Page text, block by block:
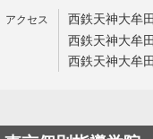
西鉄天神大牟
西鉄天神大牟
西鉄天神大牟